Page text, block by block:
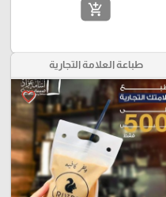
add_shopping_cart
طباعة العلامة التجارية
favorite_border